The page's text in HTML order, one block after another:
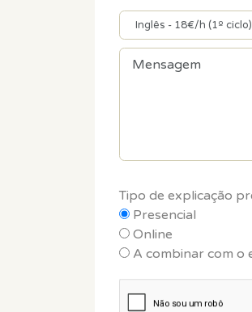
Tipo de explicação
Presencial
Online
A combinar com o